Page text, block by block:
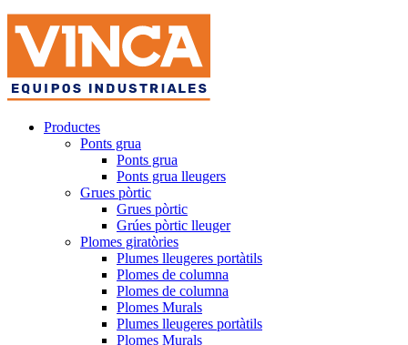
Productes
Ponts grua
Ponts grua
Ponts grua lleugers
Grues pòrtic
Grues pòrtic
Grúes pòrtic lleuger
Plomes giratòries
Plumes lleugeres portàtils
Plomes de columna
Plomes de columna
Plomes Murals
Plumes lleugeres portàtils
Plomes Murals